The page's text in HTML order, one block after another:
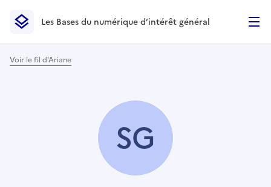
Les Bases du numérique d’intérêt général- Retour à la
Les Bases du numérique d’intérêt général
Voir le fil d'Ariane
SG